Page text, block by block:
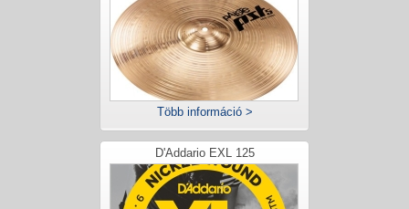
Több információ >
D'Addario EXL 125